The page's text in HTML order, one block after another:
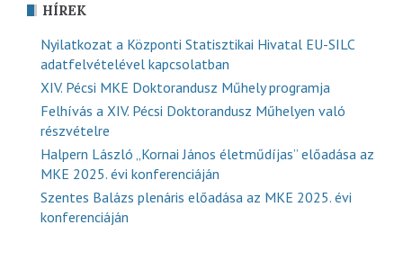
HÍREK
Nyilatkozat a Központi Statisztikai Hivatal EU-SILC
adatfelvételével kapcsolatban
XIV. Pécsi MKE Doktorandusz Műhely programja
Felhívás a XIV. Pécsi Doktorandusz Műhelyen való
részvételre
Halpern László „Kornai János életműdíjas” előadása az
MKE 2025. évi konferenciáján
Szentes Balázs plenáris előadása az MKE 2025. évi
konferenciáján